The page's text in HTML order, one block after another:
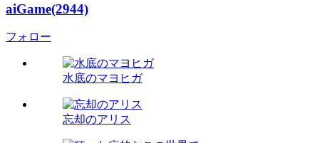
aiGame(2944)
フォロー
水底のマヨヒガ
忘却のアリス